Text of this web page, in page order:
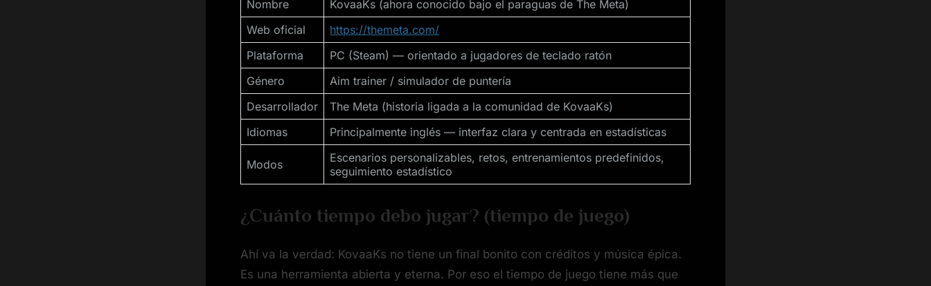
Nombre
KovaaKs (ahora conocido bajo el paraguas de The Meta)
Web oficial
https://themeta.com/
Plataforma
PC (Steam) — orientado a jugadores de teclado ratón
Género
Aim trainer / simulador de puntería
Desarrollador
The Meta (historia ligada a la comunidad de KovaaKs)
Idiomas
Principalmente inglés — interfaz clara y centrada en estadísticas
Modos
Escenarios personalizables, retos, entrenamientos predefinidos,
seguimiento estadístico
¿Cuánto tiempo debo jugar? (tiempo de juego)
Ahí va la verdad: KovaaKs no tiene un final bonito con créditos y música épica.
Es una herramienta abierta y eterna. Por eso el tiempo de juego tiene más que